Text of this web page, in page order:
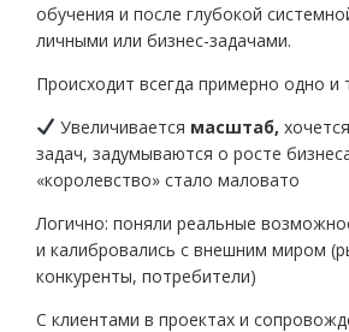
обучения и после глубокой
личными или бизнес-задачами.
Происходит всегда примерно одно и
Увеличивается масштаб,
задач, задумываются о росте
«королевство» стало маловато
Логично: поняли реальные
и калибровались с внешним миром
конкуренты, потребители)
С клиентами в проектах и